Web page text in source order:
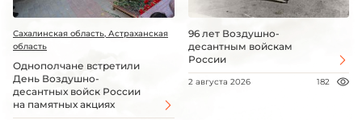
Сахалинская область, Астраханская
область
Однополчане встретили
День Воздушно-
десантных войск России
на памятных акциях
96 лет Воздушно-
десантным войскам
России
2 августа 2026 182